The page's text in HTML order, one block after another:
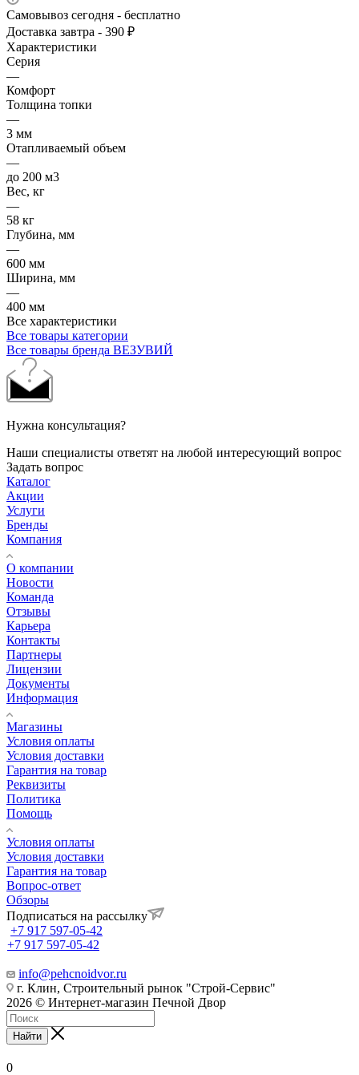
Самовывоз сегодня - бесплатно
Доставка завтра - 390 ₽
Характеристики
Серия
—
Комфорт
Толщина топки
—
3 мм
Отапливаемый объем
—
до 200 м3
Вес, кг
—
58 кг
Глубина, мм
—
600 мм
Ширина, мм
—
400 мм
Все характеристики
Все товары категории
Все товары бренда ВЕЗУВИЙ
Нужна консультация?
Наши специалисты ответят на любой интересующий вопрос
Задать вопрос
Каталог
Акции
Услуги
Бренды
Компания
О компании
Новости
Команда
Отзывы
Карьера
Контакты
Партнеры
Лицензии
Документы
Информация
Магазины
Условия оплаты
Условия доставки
Гарантия на товар
Реквизиты
Политика
Помощь
Условия оплаты
Условия доставки
Гарантия на товар
Вопрос-ответ
Обзоры
Подписаться на рассылку
+7 917 597-05-42
+7 917 597-05-42
info@pehcnoidvor.ru
г. Клин, Строительный рынок "Строй-Сервис"
2026 © Интернет-магазин Печной Двор
Найти
0